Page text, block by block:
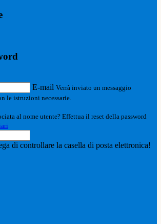
E-mail Verrà inviato un messaggio
le istruzioni necessarie.
al nome utente? Effettua il reset della password
di controllare la casella di posta elettronica!